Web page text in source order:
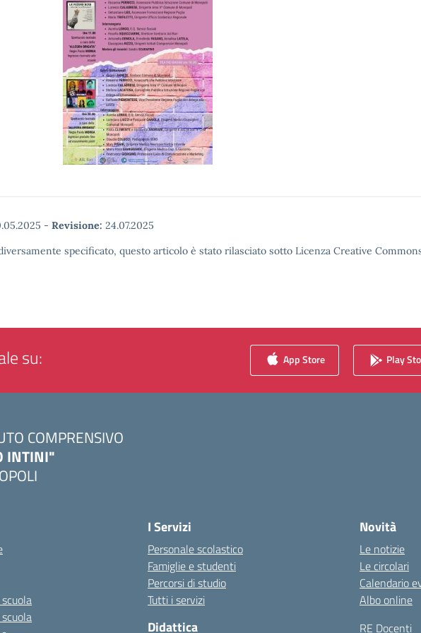
- Revisione: 24.07.2025
specificato, questo articolo è stato rilasciato sotto Licenza Creative
su: App Store Play
COMPRENSIVO
INTINI"
I Servizi
Personale scolastico
Famiglie e studenti
Percorsi di studio
Tutti i servizi
Didattica
Novità
Le notizie
Le circolari
Calendario
Albo online
RE Docenti